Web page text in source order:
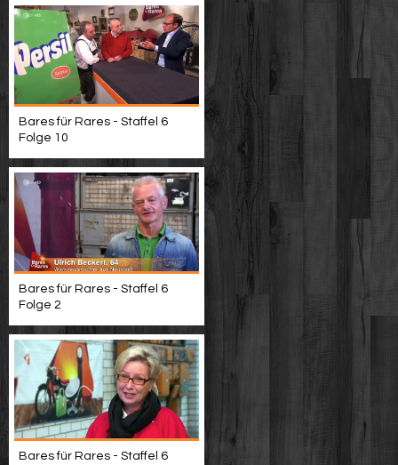
Bares für Rares - Staffel 6
Folge 10
Bares für Rares - Staffel 6
Folge 2
Bares für Rares - Staffel 6